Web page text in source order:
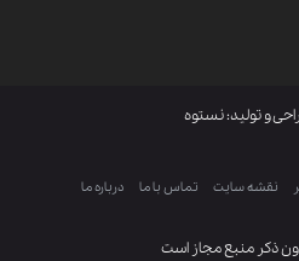
ذکر منبع مجاز است
و تولید: نستوه
نقشه سایت تماس با ما درباره ما